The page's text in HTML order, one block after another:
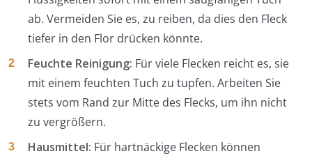
ab. Vermeiden Sie es, zu reiben, da dies den Fleck
tiefer in den Flor drücken könnte.
Feuchte Reinigung: Für viele Flecken reicht es, sie
mit einem feuchten Tuch zu tupfen. Arbeiten Sie
stets vom Rand zur Mitte des Flecks, um ihn nicht
zu vergrößern.
Hausmittel: Für hartnäckige Flecken können